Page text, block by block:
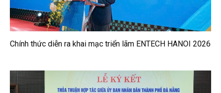
Chính thức diễn ra khai mạc triển lãm ENTECH HANOI 2026